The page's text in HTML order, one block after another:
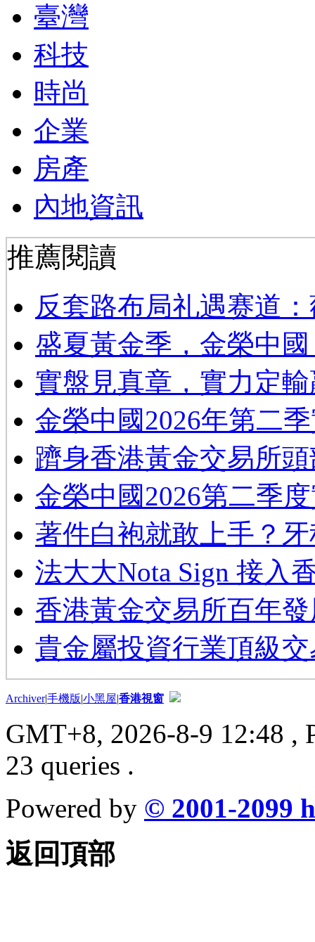
臺灣
科技
時尚
企業
房產
內地資訊
推薦閱讀
反套路布局礼遇赛道
盛夏黃金季，金榮中
實盤見真章，實力定
金榮中國2026年第二
躋身香港黃金交易所
金榮中國2026第二季
著件白袍就敢上手？
法大大Nota Sign 接入
香港黃金交易所百年
貴金屬投資行業頂級
Archiver|手機版|小黑屋|香港視窗
GMT+8, 2026-8-9 12:48 ,
23 queries .
Powered by © 2001-2099
返回頂部